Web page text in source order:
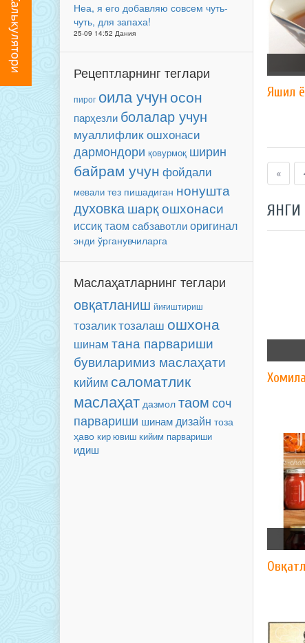
Неа, я его добавляю совсем чуть-
чуть, для запаха!
25-09 14:52 Дания
Рецептларнинг теглари
пирог оила учун осон
парҳезли болалар учун
муаллифлик ошхонаси
дармондори қовурмоқ ширин
байрам учун фойдали
мевали тез пишадиган нонушта
духовкашарқ ошхонаси
иссиқ таом сабзавотлиоригинал
энди ўрганувчиларга
Маслаҳатларнинг теглари
овқатланиш йиғиштириш
тозаликтозалаш ошхона
шинам тана парвариши
бувиларимиз маслаҳати
кийим саломатлик
маслаҳат дазмол таомсоч
парвариши шинамдизайн тоза
ҳаво кир ювиш кийим парвариши
идиш
Яшил
«